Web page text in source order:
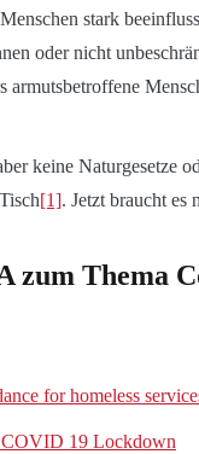
stark
oder nicht
armutsbetroffene
keine Naturgesetze
[1]. Jetzt braucht es
zum Thema
for homeless
COVID 19 Lockdown